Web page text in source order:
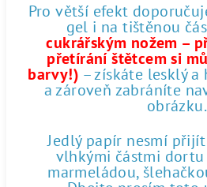
Pro větší efekt
gel i na tištěnou
cukrářským nožem –
přetírání štětcem si
barvy!) – získáte lesklý
a zároveň zabráníte
obrázku.
Jedlý papír nesmí
vlhkými částmi dortu
marmeládou,